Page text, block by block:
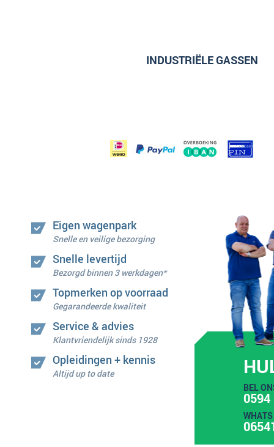
INDUSTRIËLE GASSEN
Eigen wagenpark
Snelle en veilige bezorging
Snelle levertijd
Bezorgd binnen 3 werkdagen*
Topmerken op voorraad
Gegarandeerde kwaliteit
Service & advies
Klantvriendelijk sinds 1928
Opleidingen + kennis
Altijd up to date
BEL
0594
WHATS